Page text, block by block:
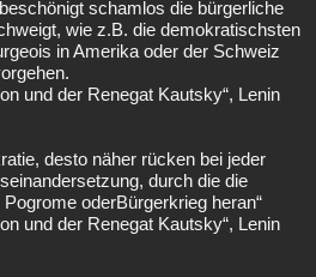
schamlos die bürgerliche
wie z.B. die demokratischsten
in Amerika oder der Schweiz
und der Renegat Kautsky“, Lenin
desto näher rücken bei jeder
durch die die
oderBürgerkrieg heran“
und der Renegat Kautsky“, Lenin